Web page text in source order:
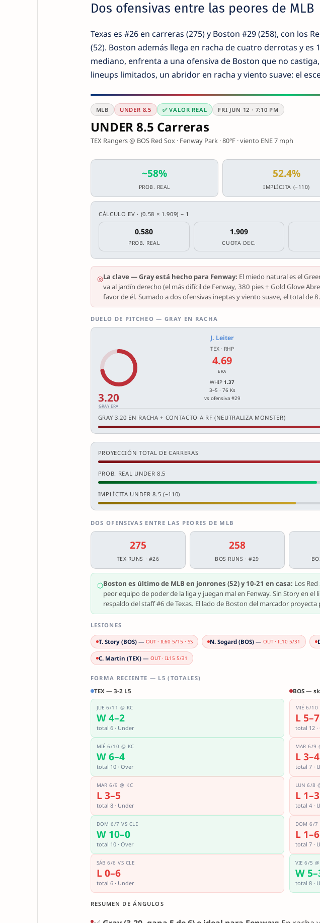
Dos ofensivas entre las peores de MLB
Texas es #26 en carreras (275) y Boston #29 (258), con los
(52). Boston además llega en racha de cuatro derrotas y es
mediano, enfrenta a una ofensiva de Boston que no
lineups limitados, un abridor en racha y viento suave: el
MLB UNDER 8.5 ✅ VALOR REAL FRI JUN 12 · 7:10 PM
UNDER 8.5 Carreras
TEX Rangers @ BOS Red Sox · Fenway Park · 80°F · viento ENE 7 mph
~58%
PROB. REAL
52.4%
IMPLÍCITA (−110)
CÁLCULO EV · (0.58 × 1.909) − 1
0.580
PROB. REAL
1.909
CUOTA DEC.
◎La clave — Gray está hecho para Fenway: El miedo natural es el
va al jardín derecho (el más difícil de Fenway, 380 pies + Gold Glove
favor de él. Sumado a dos ofensivas ineptas y viento suave, el total de
DUELO DE PITCHEO — GRAY EN RACHA
3.20
GRAY ERA
J. Leiter
TEX · RHP
4.69
ERA
WHIP 1.37
3–5 · 76 Ks
vs ofensiva #29
GRAY 3.20 EN RACHA + CONTACTO A RF (NEUTRALIZA MONSTER)
PROYECCIÓN TOTAL DE CARRERAS
PROB. REAL UNDER 8.5
IMPLÍCITA UNDER 8.5 (−110)
DOS OFENSIVAS ENTRE LAS PEORES DE MLB
275
TEX RUNS · #26
258
BOS RUNS · #29
⬡Boston es último de MLB en jonrones (52) y 10-21 en casa: Los
peor equipo de poder de la liga y juegan mal en Fenway. Sin Story en
respaldo del staff #6 de Texas. El lado de Boston del marcador proyecta
LESIONES
T. Story (BOS)— OUT · IL60 5/15 · SS N. Sogard (BOS)— OUT · IL10 5/31
C. Martin (TEX)— OUT · IL15 5/31
FORMA RECIENTE — L5 (TOTALES)
TEX — 3-2 L5
JUE 6/11 @ KC
W 4–2
total 6 · Under
MIÉ 6/10 @ KC
W 6–4
total 10 · Over
MAR 6/9 @ KC
L 3–5
total 8 · Under
DOM 6/7 VS CLE
W 10–0
total 10 · Over
SÁB 6/6 VS CLE
L 0–6
total 6 · Under
BOS —
MIÉ 6/10
L 5–7
total 12 ·
MAR 6/9
L 3–4
total 7 ·
LUN 6/8
L 1–3
total 4 ·
DOM 6/7
L 1–6
total 7 ·
VIE 6/5
W
total 8 ·
RESUMEN DE ÁNGULOS